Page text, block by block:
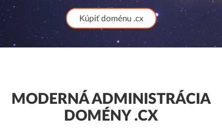
Kúpiť doménu .cx
MODERNÁ ADMINISTRÁCIA
DOMÉNY .CX